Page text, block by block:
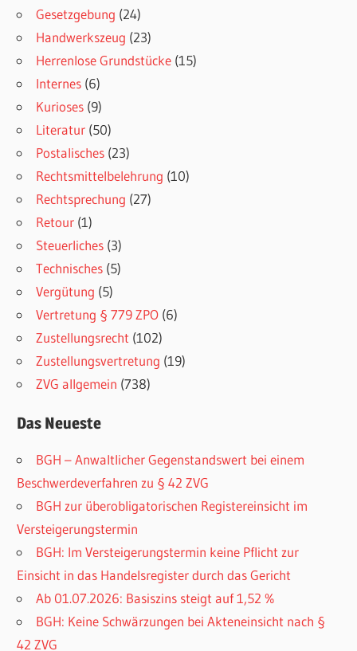
Gesetzgebung (24)
Handwerkszeug (23)
Herrenlose Grundstücke (15)
Internes (6)
Kurioses (9)
Literatur (50)
Postalisches (23)
Rechtsmittelbelehrung (10)
Rechtsprechung (27)
Retour (1)
Steuerliches (3)
Technisches (5)
Vergütung (5)
Vertretung § 779 ZPO (6)
Zustellungsrecht (102)
Zustellungsvertretung (19)
ZVG allgemein (738)
Das Neueste
BGH – Anwaltlicher Gegenstandswert bei einem
Beschwerdeverfahren zu § 42 ZVG
BGH zur überobligatorischen Registereinsicht im
Versteigerungstermin
BGH: Im Versteigerungstermin keine Pflicht zur
Einsicht in das Handelsregister durch das Gericht
Ab 01.07.2026: Basiszins steigt auf 1,52 %
BGH: Keine Schwärzungen bei Akteneinsicht nach §
42 ZVG